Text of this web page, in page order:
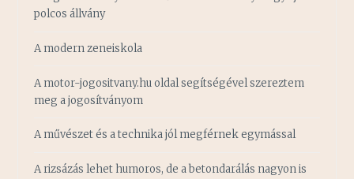
polcos állvány
A modern zeneiskola
A motor-jogositvany.hu oldal segítségével szereztem
meg a jogosítványom
A művészet és a technika jól megférnek egymással
A rizsázás lehet humoros, de a betondarálás nagyon is